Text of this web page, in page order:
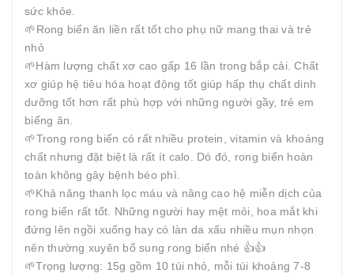
sức khỏe.
️🌱Rong biển ăn liền rất tốt cho phụ nữ mang thai và trẻ
nhỏ
🌱Hàm lượng chất xơ cao gấp 16 lần trong bắp cải. Chất
xơ giúp hệ tiêu hóa hoạt động tốt giúp hấp thụ chất dinh
dưỡng tốt hơn rất phù hợp với những người gầy, trẻ em
biếng ăn.
️🌱Trong rong biển có rất nhiều protein, vitamin và khoáng
chất nhưng đặt biệt là rất ít calo. Dó đó, rong biển hoàn
toàn không gây bệnh béo phì.
🌱Khả năng thanh lọc máu và nâng cao hệ miễn dịch của
rong biển rất tốt. Những người hay mệt mỏi, hoa mắt khi
đứng lên ngồi xuống hay có làn da xấu nhiều mụn nhọn
nên thường xuyên bổ sung rong biển nhé 👍👍
🌱Trọng lượng: 15g gồm 10 túi nhỏ, mỗi túi khoảng 7-8